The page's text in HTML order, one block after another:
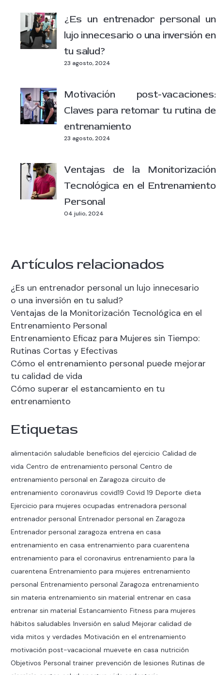
¿Es un entrenador personal un
lujo innecesario o una inversión en
tu salud?
23 agosto, 2024
Motivación post-vacaciones:
Claves para retomar tu rutina de
entrenamiento
23 agosto, 2024
Ventajas de la Monitorización
Tecnológica en el Entrenamiento
Personal
04 julio, 2024
Artículos relacionados
¿Es un entrenador personal un lujo innecesario
o una inversión en tu salud?
Ventajas de la Monitorización Tecnológica en el
Entrenamiento Personal
Entrenamiento Eficaz para Mujeres sin Tiempo:
Rutinas Cortas y Efectivas
Cómo el entrenamiento personal puede mejorar
tu calidad de vida
Cómo superar el estancamiento en tu
entrenamiento
Etiquetas
alimentación saludable beneficios del ejercicio Calidad de
vida Centro de entrenamiento personal Centro de
entrenamiento personal en Zaragoza circuito de
entrenamiento coronavirus covid19 Covid 19 Deporte dieta
Ejercicio para mujeres ocupadas entrenadora personal
entrenador personal Entrenador personal en Zaragoza
Entrenador personal zaragoza entrena en casa
entrenamiento en casa entrenamiento para cuarentena
entrenamiento para el coronavirus entrenamiento para la
cuarentena Entrenamiento para mujeres entrenamiento
personal Entrenamiento personal Zaragoza entrenamiento
sin materia entrenamiento sin material entrenar en casa
entrenar sin material Estancamiento Fitness para mujeres
hábitos saludables Inversión en salud Mejorar calidad de
vida mitos y verdades Motivación en el entrenamiento
motivación post-vacacional muevete en casa nutrición
Objetivos Personal trainer prevención de lesiones Rutinas de